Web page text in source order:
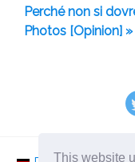
This website
Perché non si
Photos [Opinion] »